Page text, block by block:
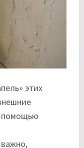
этих
помощью